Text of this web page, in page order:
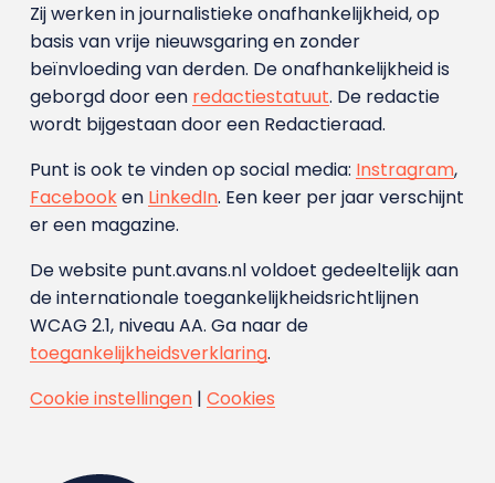
Zij werken in journalistieke onafhankelijkheid, op
basis van vrije nieuwsgaring en zonder
beïnvloeding van derden. De onafhankelijkheid is
geborgd door een redactiestatuut. De redactie
wordt bijgestaan door een Redactieraad.
Punt is ook te vinden op social media: Instragram,
Facebooken LinkedIn. Een keer per jaar verschijnt
er een magazine.
De website punt.avans.nl voldoet gedeeltelijk aan
de internationale toegankelijkheidsrichtlijnen
WCAG 2.1, niveau AA. Ga naar de
toegankelijkheidsverklaring.
Cookie instellingen| Cookies